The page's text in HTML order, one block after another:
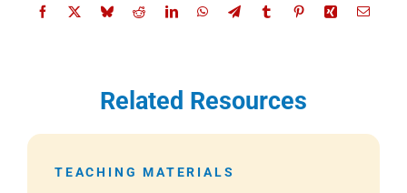
Related Resources
TEACHING MATERIALS